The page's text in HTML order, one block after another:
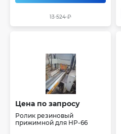
13 524 ₽
Цена по запросу
Ролик резиновый
прижимной для HP-66